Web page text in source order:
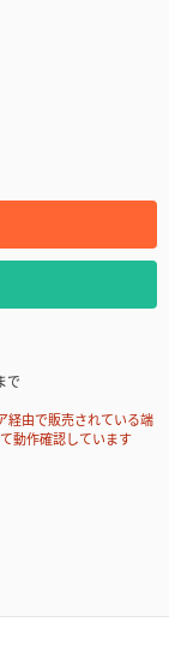
で
由で販売されている端
動作確認しています